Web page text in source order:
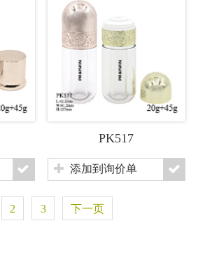
PK517
添加到询价单
2 3 下一页